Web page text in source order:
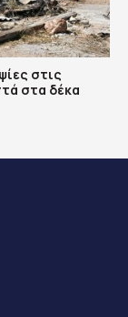
στις
στα δέκα